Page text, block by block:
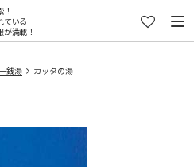
ている
満載！
銭湯 カッタの湯